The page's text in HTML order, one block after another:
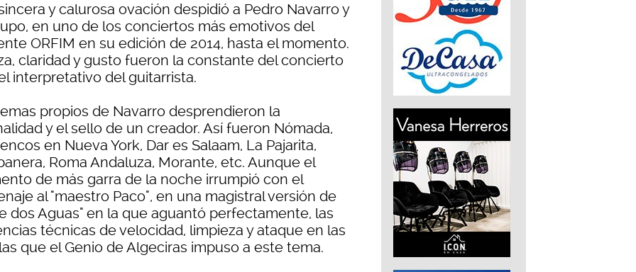
y calurosa ovación despidió a Pedro Navarro y
en uno de los conciertos más emotivos del
ORFIM en su edición de 2014, hasta el momento.
claridad y gusto fueron la constante del concierto
interpretativo del guitarrista.
propios de Navarro desprendieron la
y el sello de un creador. Así fueron Nómada,
en Nueva York, Dar es Salaam, La Pajarita,
Roma Andaluza, Morante, etc. Aunque el
de más garra de la noche irrumpió con el
al "maestro Paco", en una magistral versión de
dos Aguas" en la que aguantó perfectamente, las
técnicas de velocidad, limpieza y ataque en las
que el Genio de Algeciras impuso a este tema.